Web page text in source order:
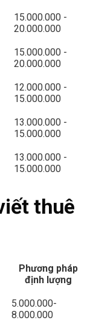
15.000.000 -
20.000.000
15.000.000 -
20.000.000
12.000.000 -
15.000.000
13.000.000 -
15.000.000
13.000.000 -
15.000.000
thuê
Phương pháp
định lượng
5.000.000-
8.000.000